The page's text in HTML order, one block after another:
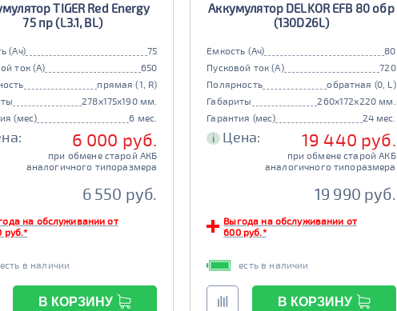
TIGER Red Energy
75 пр (L3.1, BL)
(Ач)
75
ток (А)
650
прямая (1, R)
278x175x190 мм.
(мес)
6 мес.
6 000 руб.
при обмене старой АКБ
аналогичного типоразмера
6 550 руб.
на обслуживании от
руб.*
есть в наличии
В КОРЗИНУ
Аккумулятор DELKOR EFB 80 обр
(130D26L)
Емкость (Ач)
80
Пусковой ток (А)
720
Полярность
обратная (0, L)
Габариты
260x172x220 мм.
Гарантия (мес)
24 мес.
i Цена: 19 440 руб.
при обмене старой АКБ
аналогичного типоразмера
19 990 руб.
Выгода на обслуживании от
600 руб.*
есть в наличии
В КОРЗИНУ